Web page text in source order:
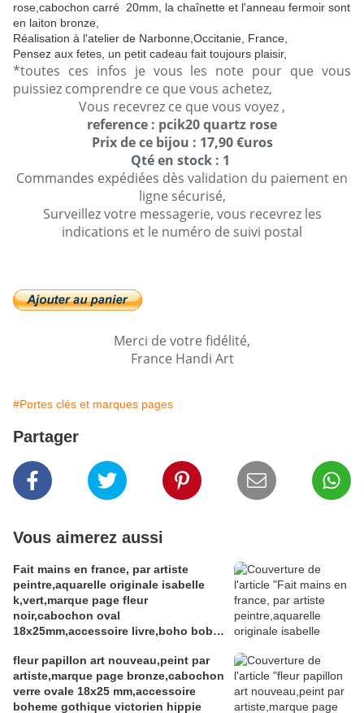
rose,cabochon carré 20mm, la chaînette et l'anneau fermoir sont
en laiton bronze,
Réalisation à l'atelier de Narbonne,Occitanie, France,
Pensez aux fetes, un petit cadeau fait toujours plaisir,
*toutes ces infos je vous les note pour que vous
puissiez comprendre ce que vous achetez,
Vous recevrez ce que vous voyez ,
reference : pcik20 quartz rose
Prix de ce bijou : 17,90 €uros
Qté en stock : 1
Commandes expédiées dès validation du paiement en
ligne sécurisé,
Surveillez votre messagerie, vous recevrez les
indications et le numéro de suivi postal
Merci de votre fidélité,
France Handi Art
#Portes clés et marques pages
Partager
Vous aimerez aussi
Fait mains en france, par artiste
peintre,aquarelle originale isabelle
k,vert,marque page fleur
noir,cabochon oval
18x25mm,accessoire livre,boho bobo
nouveau,baroque victorien
rococo,cadeau fete
anniversaire,abstrait,fashion punk
ethnique
fleur papillon art nouveau,peint par
artiste,marque page bronze,cabochon
verre ovale 18x25 mm,accessoire
boheme gothique victorien hippie